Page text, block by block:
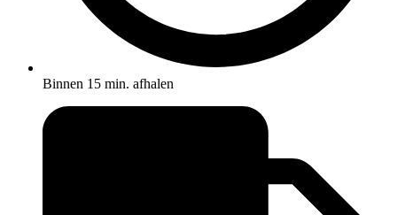
Binnen 15 min. afhalen